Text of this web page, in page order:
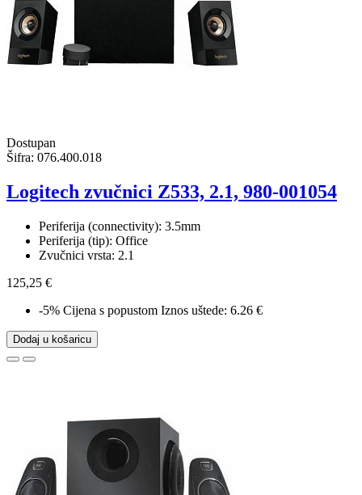
Dostupan
Šifra: 076.400.018
Logitech zvučnici Z533, 2.1, 980-001054
Periferija (connectivity): 3.5mm
Periferija (tip): Office
Zvučnici vrsta: 2.1
125,25 €
-5% Cijena s popustom Iznos uštede: 6.26 €
Dodaj u košaricu